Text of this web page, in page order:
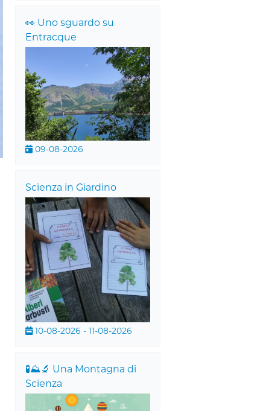
👀 Uno sguardo su
Entracque
09-08-2026
Scienza in Giardino
10-08-2026 - 11-08-2026
🧪⛰️🔬 Una Montagna di
Scienza